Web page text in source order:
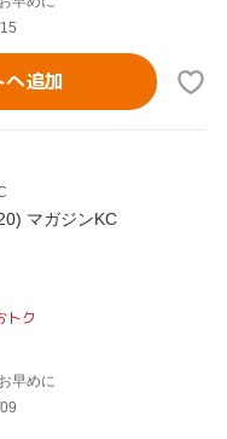
へ追加
マガジンKC
トク
早めに